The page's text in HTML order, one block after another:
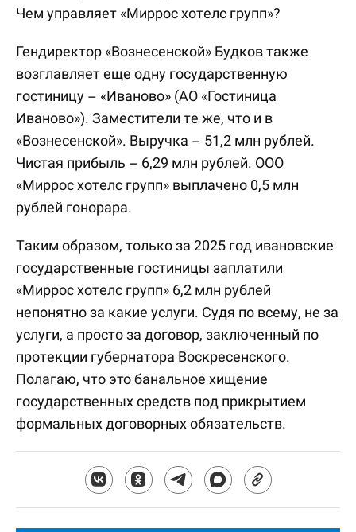
Чем управляет «Миррос хотелс групп»?
Гендиректор «Вознесенской» Будков также
возглавляет еще одну государственную
гостиницу – «Иваново» (АО «Гостиница
Иваново»). Заместители те же, что и в
«Вознесенской». Выручка – 51,2 млн рублей.
Чистая прибыль – 6,29 млн рублей. ООО
«Миррос хотелс групп» выплачено 0,5 млн
рублей гонорара.
Таким образом, только за 2025 год ивановские
государственные гостиницы заплатили
«Миррос хотелс групп» 6,2 млн рублей
непонятно за какие услуги. Судя по всему, не за
услуги, а просто за договор, заключенный по
протекции губернатора Воскресенского.
Полагаю, что это банальное хищение
государственных средств под прикрытием
формальных договорных обязательств.